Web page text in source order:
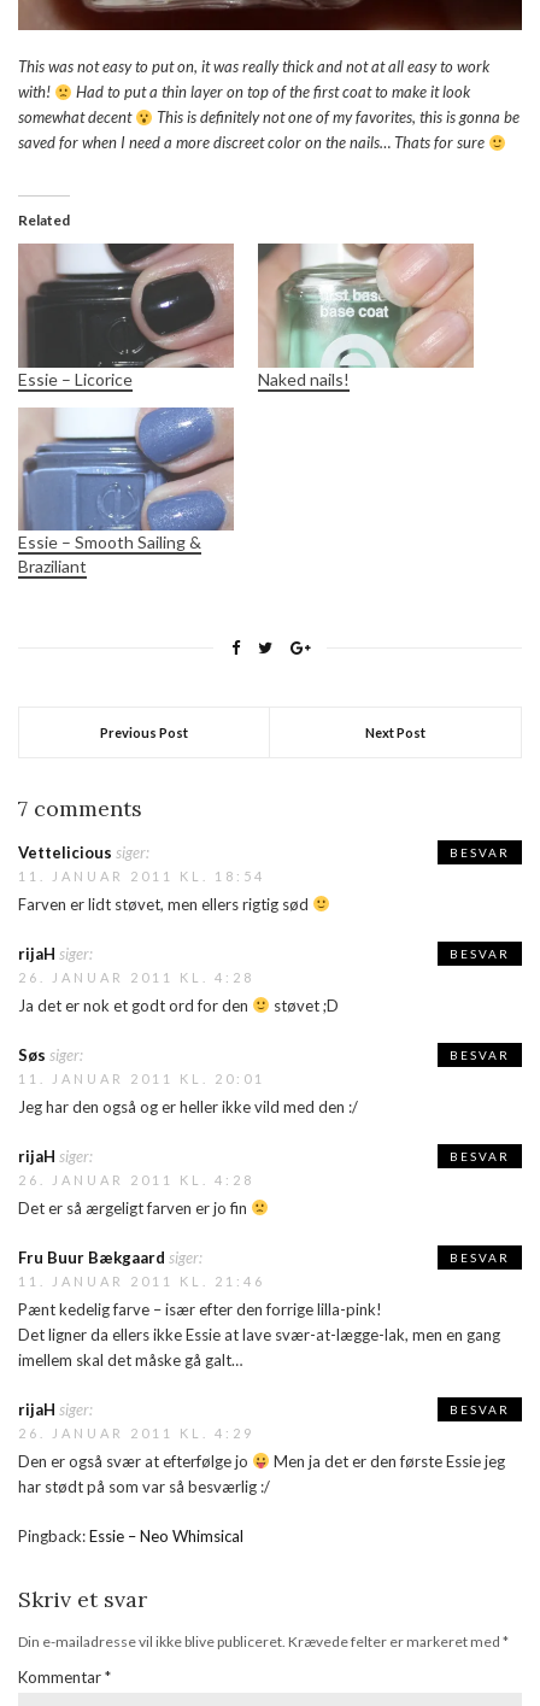
This was not easy to put on, it was really thick and not at all easy to work
with!
Had to put a thin layer on top of the first coat to make it look
somewhat decent
This is definitely not one of my favorites, this is gonna be
saved for when I need a more discreet color on the nails… Thats for sure
Related
Essie – Licorice Naked nails!
Essie – Smooth Sailing &
Braziliant
Previous Post Next Post
7 comments
Vettelicious siger:
11. JANUAR 2011 KL. 18:54
Farven er lidt støvet, men ellers rigtig sød
BESVAR
rijaH siger:
26. JANUAR 2011 KL. 4:28
Ja det er nok et godt ord for den støvet ;D
BESVAR
Søs siger:
11. JANUAR 2011 KL. 20:01
Jeg har den også og er heller ikke vild med den :/
BESVAR
rijaH siger:
26. JANUAR 2011 KL. 4:28
Det er så ærgeligt farven er jo fin
BESVAR
Fru Buur Bækgaard siger:
11. JANUAR 2011 KL. 21:46
Pænt kedelig farve – især efter den forrige lilla-pink!
Det ligner da ellers ikke Essie at lave svær-at-lægge-lak, men en gang
imellem skal det måske gå galt…
BESVAR
rijaH siger:
26. JANUAR 2011 KL. 4:29
Den er også svær at efterfølge jo
Men ja det er den første Essie jeg
har stødt på som var så besværlig :/
BESVAR
Pingback:Essie – Neo Whimsical
Skriv et svar
Din e-mailadresse vil ikke blive publiceret. Krævede felter er markeret med *
Kommentar*